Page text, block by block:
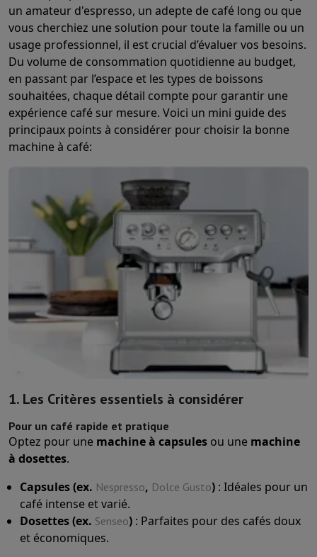
un amateur d'espresso, un adepte de café long ou que
vous cherchiez une solution pour toute la famille ou un
usage professionnel, il est crucial d’évaluer vos besoins.
Du volume de consommation quotidienne au budget,
en passant par l’espace et les types de boissons
souhaitées, chaque détail compte pour garantir une
expérience café sur mesure. Voici un mini guide des
principaux points à considérer pour choisir la bonne
machine à café:
1. Les Critères essentiels à considérer
Pour un café rapide et pratique
Optez pour une machine à capsules ou une machine
à dosettes.
Capsules (ex. Nespresso, Dolce Gusto) : Idéales pour un
café intense et varié.
Dosettes (ex. Senseo) : Parfaites pour des cafés doux
et économiques.